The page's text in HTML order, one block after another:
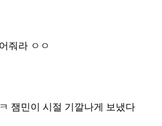
줘라 ㅇㅇ
잼민이 시절 기깔나게 보냈다